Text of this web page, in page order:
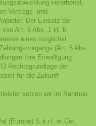
verarbeitet.
Vertrags- und
Der Einsatz der
von Art. 6 Abs. 1 lit. b
eines möglichst
(Art. 6 Abs.
Ihre Einwilligung
Rechtsgrundlage der
für die Zukunft
setzen wir im Rahmen
(Europe) S.à.r.l. et Cie,